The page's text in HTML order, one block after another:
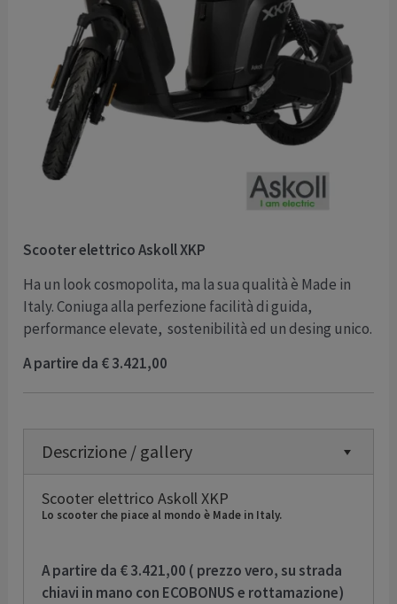
Scooter elettrico Askoll XKP
Ha un look cosmopolita, ma la sua qualità è Made in
Italy. Coniuga alla perfezione facilità di guida,
performance elevate, sostenibilità ed un desing unico.
A partire da € 3.421,00
Descrizione / gallery
Scooter elettrico Askoll XKP
Lo scooter che piace al mondo è Made in Italy.
A partire da € 3.421,00 ( prezzo vero, su strada
chiavi in mano con ECOBONUS e rottamazione)